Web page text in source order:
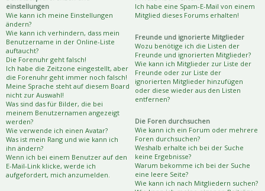
einstellungen
Wie kann ich meine Einstellungen
ändern?
Wie kann ich verhindern, dass mein
Benutzername in der Online-Liste
auftaucht?
Die Forenuhr geht falsch!
Ich habe die Zeitzone eingestellt, aber
die Forenuhr geht immer noch falsch!
Meine Sprache steht auf diesem Board
nicht zur Auswahl!
Was sind das für Bilder, die bei
meinem Benutzernamen angezeigt
werden?
Wie verwende ich einen Avatar?
Was ist mein Rang und wie kann ich
ihn ändern?
Wenn ich bei einem Benutzer auf den
E-Mail-Link klicke, werde ich
aufgefordert, mich anzumelden.
Ich habe eine Spam-E-Mail von einem
Mitglied dieses Forums erhalten!
Freunde und ignorierte Mitglieder
Wozu benötige ich die Listen der
Freunde und ignorierten Mitglieder?
Wie kann ich Mitglieder zur Liste der
Freunde oder zur Liste der
ignorierten Mitglieder hinzufügen
oder diese wieder aus den Listen
entfernen?
Die Foren durchsuchen
Wie kann ich ein Forum oder mehrere
Foren durchsuchen?
Weshalb erhalte ich bei der Suche
keine Ergebnisse?
Warum bekomme ich bei der Suche
eine leere Seite?
Wie kann ich nach Mitgliedern suchen?